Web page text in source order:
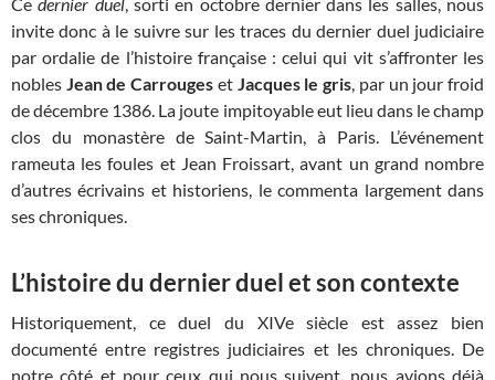
invite donc à le suivre sur les traces du dernier duel judiciaire
par ordalie de l’histoire française : celui qui vit s’affronter les
nobles Jean de Carrouges et Jacques le gris, par un jour froid
de décembre 1386. La joute impitoyable eut lieu dans le champ
clos du monastère de Saint-Martin, à Paris. L’événement
rameuta les foules et Jean Froissart, avant un grand nombre
d’autres écrivains et historiens, le commenta largement dans
ses chroniques.
L’histoire du dernier duel et son contexte
Historiquement, ce duel du XIVe siècle est assez bien
documenté entre registres judiciaires et les chroniques. De
notre côté et pour ceux qui nous suivent, nous avions déjà